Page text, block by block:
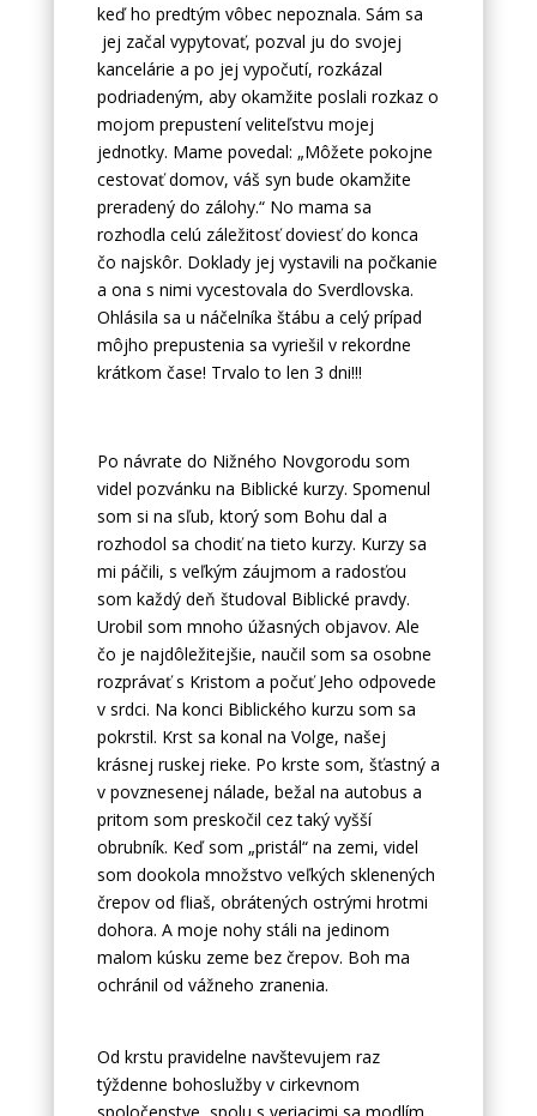
keď ho predtým vôbec nepoznala. Sám sa
jej začal vypytovať, pozval ju do svojej
kancelárie a po jej vypočutí, rozkázal
podriadeným, aby okamžite poslali rozkaz o
mojom prepustení veliteľstvu mojej
jednotky. Mame povedal: „Môžete pokojne
cestovať domov, váš syn bude okamžite
preradený do zálohy.“ No mama sa
rozhodla celú záležitosť doviesť do konca
čo najskôr. Doklady jej vystavili na počkanie
a ona s nimi vycestovala do Sverdlovska.
Ohlásila sa u náčelníka štábu a celý prípad
môjho prepustenia sa vyriešil v rekordne
krátkom čase! Trvalo to len 3 dni!!!
Po návrate do Nižného Novgorodu som
videl pozvánku na Biblické kurzy. Spomenul
som si na sľub, ktorý som Bohu dal a
rozhodol sa chodiť na tieto kurzy. Kurzy sa
mi páčili, s veľkým záujmom a radosťou
som každý deň študoval Biblické pravdy.
Urobil som mnoho úžasných objavov. Ale
čo je najdôležitejšie, naučil som sa osobne
rozprávať s Kristom a počuť Jeho odpovede
v srdci. Na konci Biblického kurzu som sa
pokrstil. Krst sa konal na Volge, našej
krásnej ruskej rieke. Po krste som, šťastný a
v povznesenej nálade, bežal na autobus a
pritom som preskočil cez taký vyšší
obrubník. Keď som „pristál“ na zemi, videl
som dookola množstvo veľkých sklenených
črepov od fliaš, obrátených ostrými hrotmi
dohora. A moje nohy stáli na jedinom
malom kúsku zeme bez črepov. Boh ma
ochránil od vážneho zranenia.
Od krstu pravidelne navštevujem raz
týždenne bohoslužby v cirkevnom